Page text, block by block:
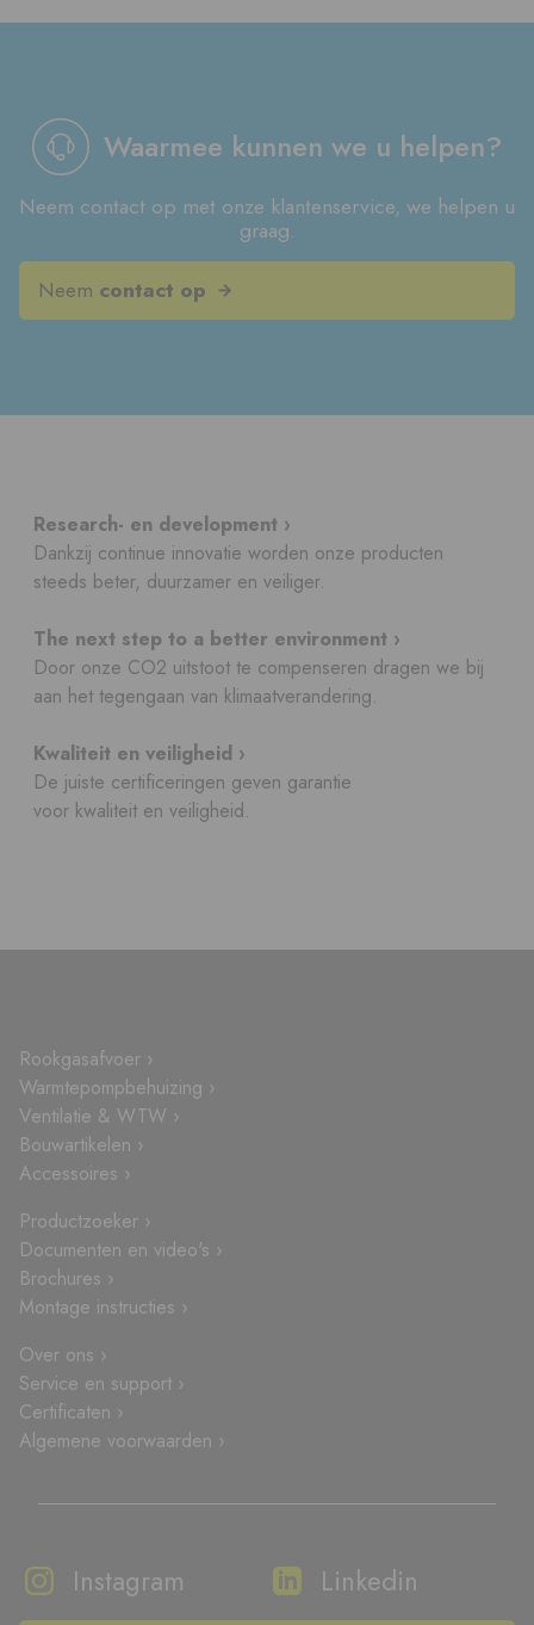
Waarmee kunnen we u helpen?
Neem contact op met onze klantenservice, we helpen u
graag.
Neem contact op
Research- en development ›
Dankzij continue innovatie worden onze producten
steeds beter, duurzamer en veiliger.
The next step to a better environment ›
Door onze CO2 uitstoot te compenseren dragen we bij
aan het tegengaan van klimaatverandering.
Kwaliteit en veiligheid ›
De juiste certificeringen geven garantie
voor kwaliteit en veiligheid.
Rookgasafvoer ›
Warmtepompbehuizing ›
Ventilatie & WTW ›
Bouwartikelen ›
Accessoires ›
Productzoeker ›
Documenten en video's ›
Brochures ›
Montage instructies ›
Over ons ›
Service en support ›
Certificaten ›
Algemene voorwaarden ›
Instagram Linkedin